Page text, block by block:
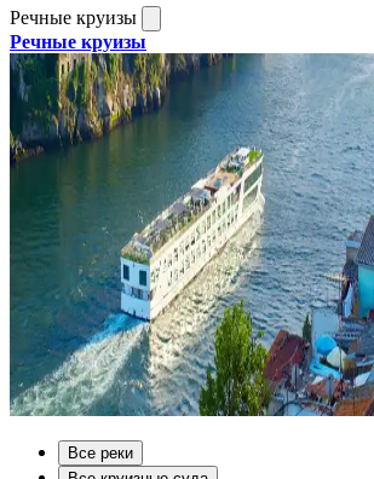
Речные круизы
Речные круизы
Все реки